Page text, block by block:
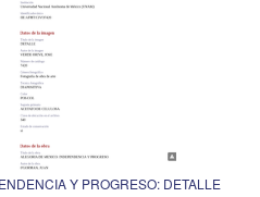
Y PROGRESO: DETALLE